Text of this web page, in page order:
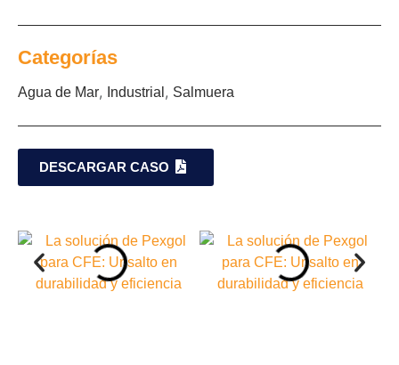
Categorías
Agua de Mar, Industrial , Salmuera
DESCARGAR CASO